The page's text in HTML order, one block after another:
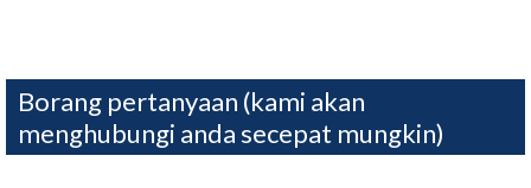
Borang pertanyaan (kami akan
menghubungi anda secepat mungkin)